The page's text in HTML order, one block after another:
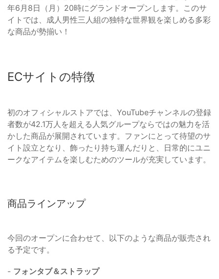
年6月8日（月）20時にグランドオープンします。このサ
イトでは、成人男性三人組の独特な世界観を楽しめる多彩
な商品が勢揃い！
ECサイトの特徴
初のオフィシャルストアでは、YouTubeチャンネルの登録
者数が42.1万人を超える人気グループならではの魅力を活
かした商品が展開されています。ファンにとって待望のサ
イト設立となり、飾ったり持ち運んだりと、日常的にユニ
ークなアイテムを楽しむためのツールが充実しています。
商品ラインアップ
今回のオープンに合わせて、以下のような商品が販売され
る予定です。
- フォンタブ＆ストラップ